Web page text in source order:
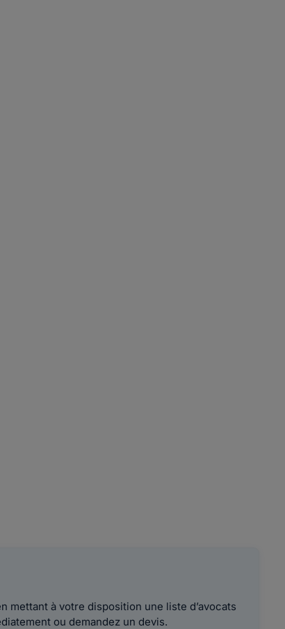
mettant à votre disposition une liste d’avocats
ou demandez un devis.